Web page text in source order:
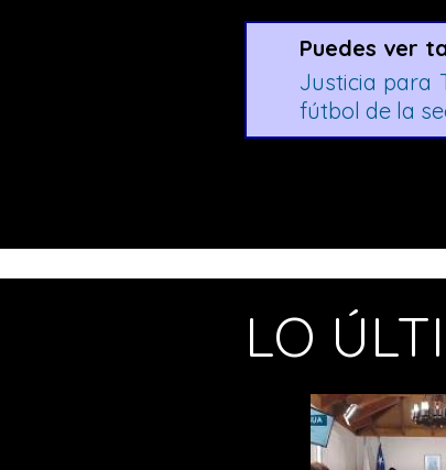
Puedes ver
Justicia para
fútbol de la
LO